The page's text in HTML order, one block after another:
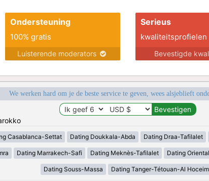
Ondersteuning
100% gratis
Luisterende moderators
Serieus
kwaliteitsprofielen
Bevestigde
We werken hard om je de beste service te geven, wees alsjeblieft
Casablanca-Settat Dating Doukkala-Abda Dating Draa-Tafilalet
Dating Marrakech-Safi Dating Meknès-Tafilalet Dating Oriental
Dating Souss-Massa Dating Tanger-Tétouan-Al